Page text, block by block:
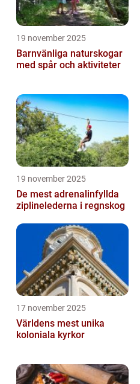
19 november 2025
Barnvänliga naturskogar
med spår och aktiviteter
19 november 2025
De mest adrenalinfyllda
ziplinelederna i regnskog
17 november 2025
Världens mest unika
koloniala kyrkor